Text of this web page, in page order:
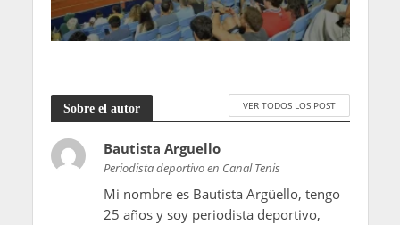
Sobre el autor VER TODOS LOS POST
Bautista Arguello
Periodista deportivo en Canal Tenis
Mi nombre es Bautista Argüello, tengo
25 años y soy periodista deportivo,